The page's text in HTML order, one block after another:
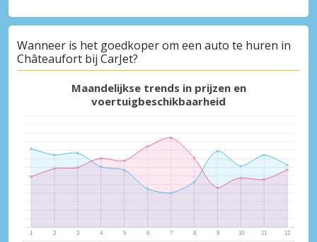
Topbesparingen
partneraanbiedingen
Inloggen met eLink
Wanneer is het goedkoper om een auto te huren in
Châteaufort bij CarJet?
Maandelijkse trends in prijzen en
voertuigbeschikbaarheid